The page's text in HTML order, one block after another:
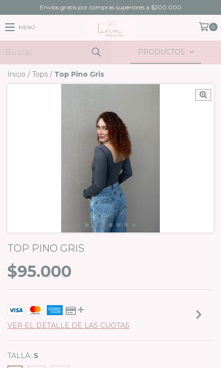
Envíos gratis por compras superiores a $200.000
MENÚ 0
PRODUCTOS
Inicio / Tops / Top Pino Gris
TOP PINO GRIS
$95.000
VER EL DETALLE DE LAS CUOTAS
TALLA: S